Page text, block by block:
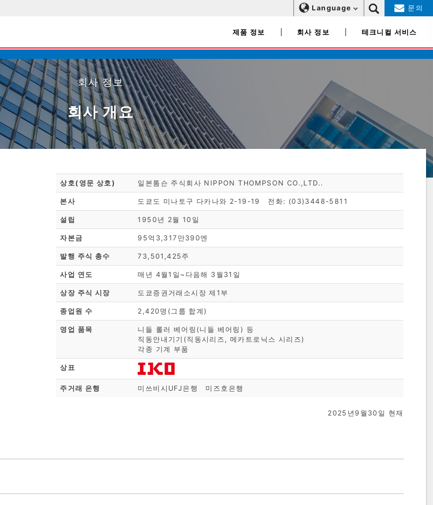
Language 문의
제품 정보 회사 정보 테크니컬 서비스
회사 정보
회사 개요
상호(영문 상호) 일본톰슨 주식회사 NIPPON THOMPSON CO.,LTD..
본사 도쿄도 미나토구 다카나와 2-19-19 전화: (03)3448-5811
설립 1950년 2월 10일
자본금 95억3,317만390엔
발행 주식 총수 73,501,425주
사업 연도 매년 4월1일~다음해 3월31일
상장 주식 시장 도쿄증권거래소시장 제1부
종업원 수 2,420명(그룹 합계)
영업 품목
니들 롤러 베어링(니들 베어링) 등
직동안내기기(직동시리즈, 메카트로닉스 시리즈)
각종 기계 부품
상표
주거래 은행 미쓰비시UFJ은행 미즈호은행
2025년9월30일 현재